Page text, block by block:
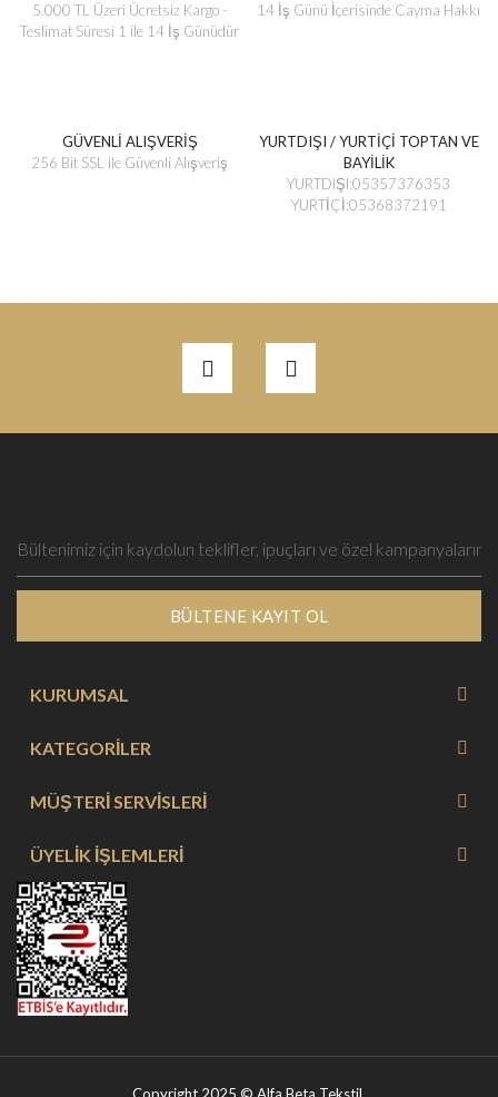
5.000 TL Üzeri Ücretsiz Kargo -
Teslimat Süresi 1 ile 14 İş Günüdür
14 İş Günü İçerisinde Cayma Hakkı
GÜVENLİ ALIŞVERİŞ
256 Bit SSL ile Güvenli Alışveriş
YURTDIŞI / YURTİÇİ TOPTAN VE
BAYİLİK
YURTDIŞI:05357376353
YURTİÇİ:05368372191
BÜLTENE KAYIT OL
KURUMSAL
KATEGORİLER
MÜŞTERİ SERVİSLERİ
ÜYELİK İŞLEMLERİ